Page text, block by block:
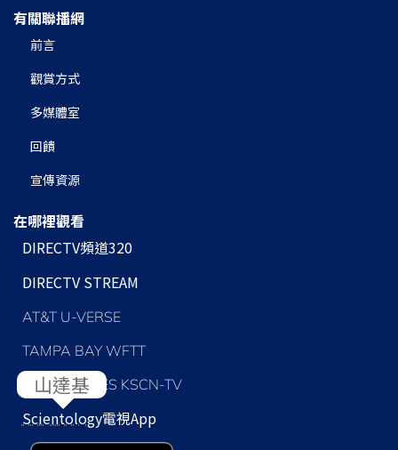
有關聯播網
前言
觀賞方式
多媒體室
回饋
宣傳資源
在哪裡觀看
DIRECTV頻道320
DIRECTV STREAM
AT&T U-VERSE
TAMPA BAY WFTT
LOS ANGELES KSCN-TV
Scientology電視App